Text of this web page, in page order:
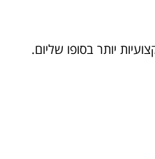
יותר בסופו שליום.